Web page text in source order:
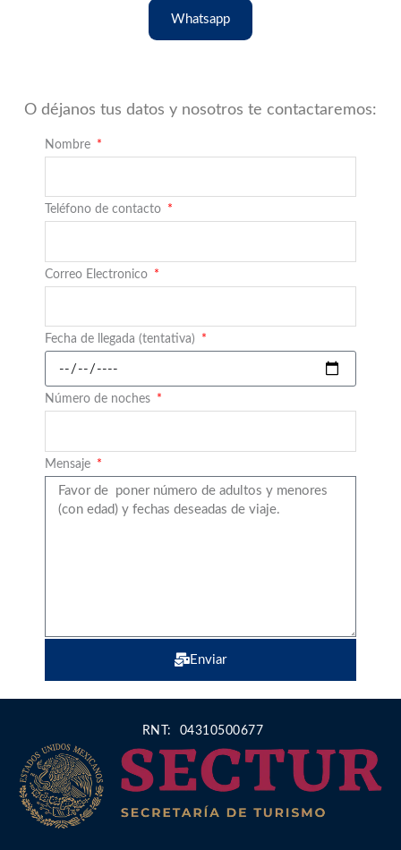
Whatsapp
O déjanos tus datos y nosotros te contactaremos:
Nombre
Teléfono de contacto
Correo Electronico
Fecha de llegada (tentativa)
Número de noches
Mensaje
Enviar
RNT: 04310500677